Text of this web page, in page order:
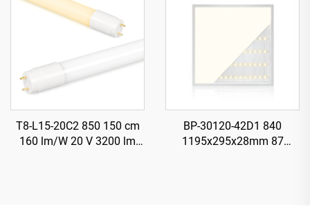
Bajjiet
T8-L15-20C2 850 150 cm
160 lm/W 20 V 3200 lm
BP-30120-42D1 840
1195x295x28mm 87